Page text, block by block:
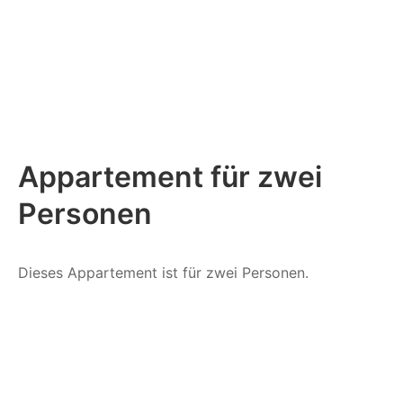
Appartement für zwei
Personen
Dieses Appartement ist für zwei Personen.